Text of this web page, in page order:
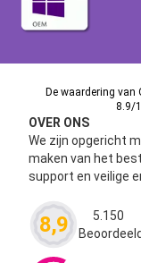
De waardering van
8.9/
OVER ONS
We zijn opgericht
maken van het
support en veilige
8,9 Waardering
5.150